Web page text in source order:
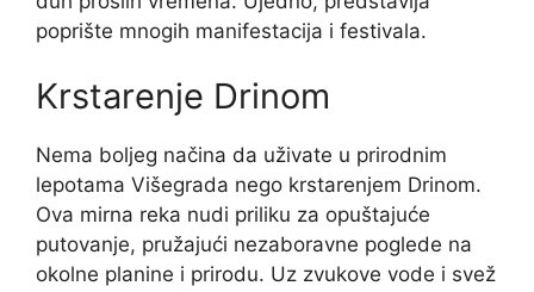
poprište mnogih manifestacija i festivala.
Krstarenje Drinom
Nema boljeg načina da uživate u prirodnim
lepotama Višegrada nego krstarenjem Drinom.
Ova mirna reka nudi priliku za opuštajuće
putovanje, pružajući nezaboravne poglede na
okolne planine i prirodu. Uz zvukove vode i svež